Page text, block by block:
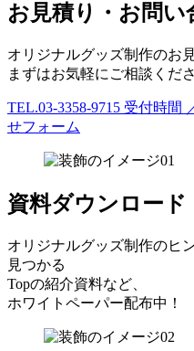
お見積り・お問い
オリジナルグッズ制作のお
まずはお気軽にご相談くだ
TEL.03-3358-9715 受付時間
せフォーム
資料ダウンロード
オリジナルグッズ制作のヒ
見つかる
Topの紹介資料など、
ホワイトペーパー配布中！